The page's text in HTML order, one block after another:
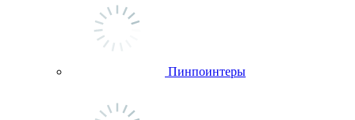
Пинпоинтеры